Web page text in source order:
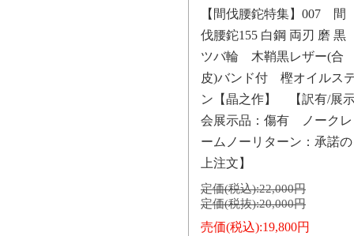
【間伐腰鉈特集】007 間
伐腰鉈155 白鋼 両刃 磨 黒
ツバ輪 木鞘黒レザー(合
皮)バンド付 樫オイルス
ン【晶之作】 【訳有/展
会展示品：傷有 ノークレ
ームノーリターン：承諾の
上注文】
定価(税込):22,000円
定価(税抜):20,000円
売価(税込):19,800円